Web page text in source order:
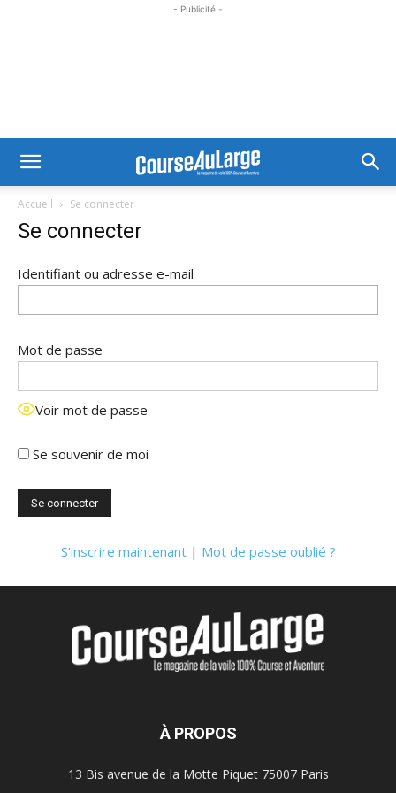
- Publicité -
Accueil Se connecter
Se connecter
Identifiant ou adresse e-mail
Mot de passe
Voir mot de passe
Se souvenir de moi
S’inscrire maintenant| Mot de passe oublié ?
À PROPOS
13 Bis avenue de la Motte Piquet 75007 Paris